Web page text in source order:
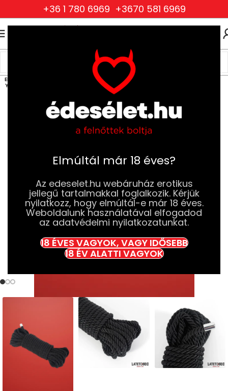
Elmúltál már 18 éves?
Az edeselet.hu webáruház erotikus
jellegű tartalmakkal foglalkozik. Kérjük
nyilatkozz, hogy elmúltál-e már 18 éves.
Weboldalunk használatával elfogadod
az adatvédelmi nyilatkozatunkat.
18 ÉVES VAGYOK, VAGY IDŐSEBB
18 ÉV ALATTI VAGYOK
+36 1 780 6969 +3670 581 6969
Bilincsek és Kötelek
ELFOG
YOTT